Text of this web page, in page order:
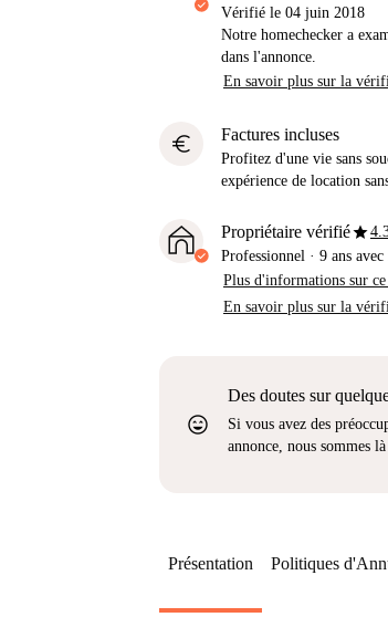
Vérifié le 04 juin 2018
Notre homechecker a
dans l'annonce.
En savoir plus sur la
euro Factures incluses
Profitez d'une vie sans
expérience de location
Propriétaire vérifiéstar
Professionnel · 9 ans avec
Plus d'informations sur
En savoir plus sur la
sentiment_very_satisfied
Des doutes sur
Si vous avez des
annonce, nous sommes
Présentation Politiques